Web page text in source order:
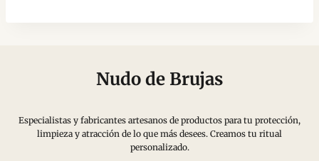
Nudo de Brujas
Especialistas y fabricantes artesanos de productos para tu protección,
limpieza y atracción de lo que más desees. Creamos tu ritual
personalizado.